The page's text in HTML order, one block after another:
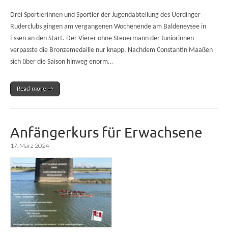
Drei Sportlerinnen und Sportler der Jugendabteilung des Uerdinger
Ruderclubs gingen am vergangenen Wochenende am Baldeneysee in
Essen an den Start. Der Vierer ohne Steuermann der Juniorinnen
verpasste die Bronzemedaille nur knapp. Nachdem Constantin Maaßen
sich über die Saison hinweg enorm…
Read more →
Anfängerkurs für Erwachsene
17. März 2024